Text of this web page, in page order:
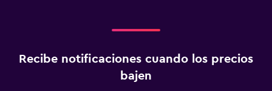
Recibe notificaciones cuando los precios
bajen